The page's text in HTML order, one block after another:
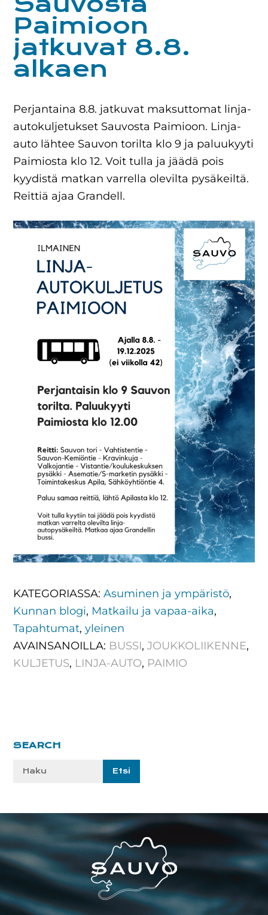
Paimioon
jatkuvat 8.8.
alkaen
Perjantaina 8.8. jatkuvat maksuttomat linja-
autokuljetukset Sauvosta Paimioon. Linja-
auto lähtee Sauvon torilta klo 9 ja paluukyyti
Paimiosta klo 12. Voit tulla ja jäädä pois
kyydistä matkan varrella olevilta pysäkeiltä.
Reittiä ajaa Grandell.
KATEGORIASSA:Asuminen ja ympäristö,
Kunnan blogi, Matkailu ja vapaa-aika,
Tapahtumat,yleinen
AVAINSANOILLA: BUSSI,JOUKKOLIIKENNE,
KULJETUS, LINJA-AUTO, PAIMIO
Ensisijainen
SEARCH
Etsi
Footer